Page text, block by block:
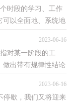
段的学习、工作
可以全面地、系统地
2023-06-16
某一阶段的工
做出带有规律性结论
2023-06-16
，我们又将迎来